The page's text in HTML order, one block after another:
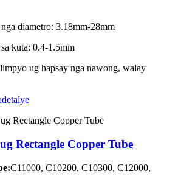
nga diametro: 3.18mm-28mm
kuta: 0.4-1.5mm
limpyo ug hapsay nga nawong, walay
detalye
Rectangle Copper Tube
C11000, C10200, C10300, C12000,